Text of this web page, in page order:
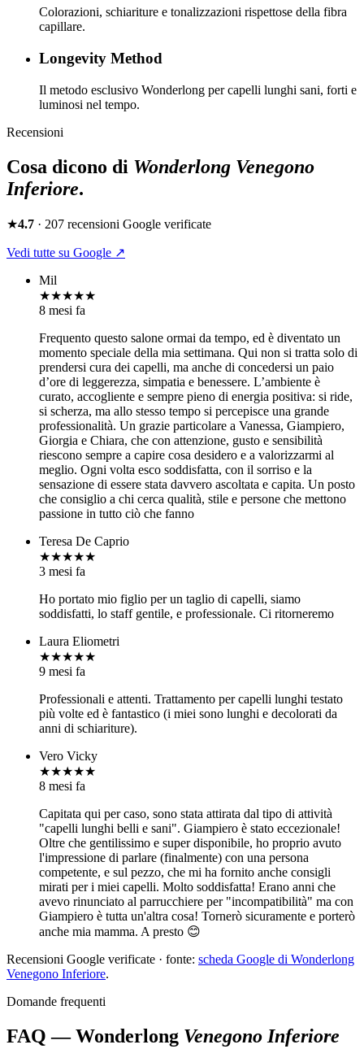
Colorazioni, schiariture e tonalizzazioni rispettose della fibra
capillare.
Longevity Method
Il metodo esclusivo Wonderlong per capelli lunghi sani, forti e
luminosi nel tempo.
Recensioni
Cosa dicono di Wonderlong Venegono
Inferiore.
★4.7 · 207 recensioni Google verificate
Vedi tutte su Google ↗
Mil
★★★★★
8 mesi fa
Frequento questo salone ormai da tempo, ed è diventato un
momento speciale della mia settimana. Qui non si tratta solo di
prendersi cura dei capelli, ma anche di concedersi un paio
d’ore di leggerezza, simpatia e benessere. L’ambiente è
curato, accogliente e sempre pieno di energia positiva: si ride,
si scherza, ma allo stesso tempo si percepisce una grande
professionalità. Un grazie particolare a Vanessa, Giampiero,
Giorgia e Chiara, che con attenzione, gusto e sensibilità
riescono sempre a capire cosa desidero e a valorizzarmi al
meglio. Ogni volta esco soddisfatta, con il sorriso e la
sensazione di essere stata davvero ascoltata e capita. Un posto
che consiglio a chi cerca qualità, stile e persone che mettono
passione in tutto ciò che fanno
Teresa De Caprio
★★★★★
3 mesi fa
Ho portato mio figlio per un taglio di capelli, siamo
soddisfatti, lo staff gentile, e professionale. Ci ritorneremo
Laura Eliometri
★★★★★
9 mesi fa
Professionali e attenti. Trattamento per capelli lunghi testato
più volte ed è fantastico (i miei sono lunghi e decolorati da
anni di schiariture).
Vero Vicky
★★★★★
8 mesi fa
Capitata qui per caso, sono stata attirata dal tipo di attività
"capelli lunghi belli e sani". Giampiero è stato eccezionale!
Oltre che gentilissimo e super disponibile, ho proprio avuto
l'impressione di parlare (finalmente) con una persona
competente, e sul pezzo, che mi ha fornito anche consigli
mirati per i miei capelli. Molto soddisfatta! Erano anni che
avevo rinunciato al parrucchiere per "incompatibilità" ma con
Giampiero è tutta un'altra cosa! Tornerò sicuramente e porterò
anche mia mamma. A presto 😊
Recensioni Google verificate · fonte: scheda Google di Wonderlong
Venegono Inferiore.
Domande frequenti
FAQ — Wonderlong Venegono Inferiore